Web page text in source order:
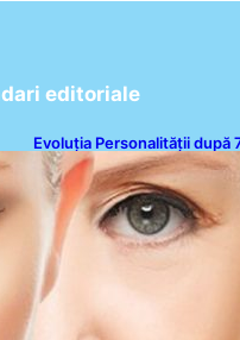
editoriale
Evoluția Personalității după
Ani: Ce Revelații Ne Oferă
Psihologice